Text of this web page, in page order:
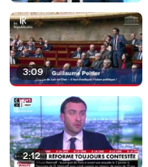
3:09
2:12